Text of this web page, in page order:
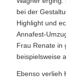
bei der
Highlight und
Annafest-
Frau Renate in
beispielsweise
Ebenso verlieh